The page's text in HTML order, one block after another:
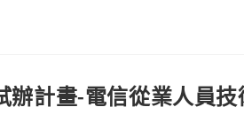
計畫-電信從業人員